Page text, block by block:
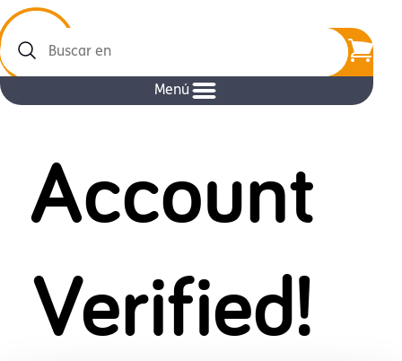
Buscar
en
Menú
Account
Verified!